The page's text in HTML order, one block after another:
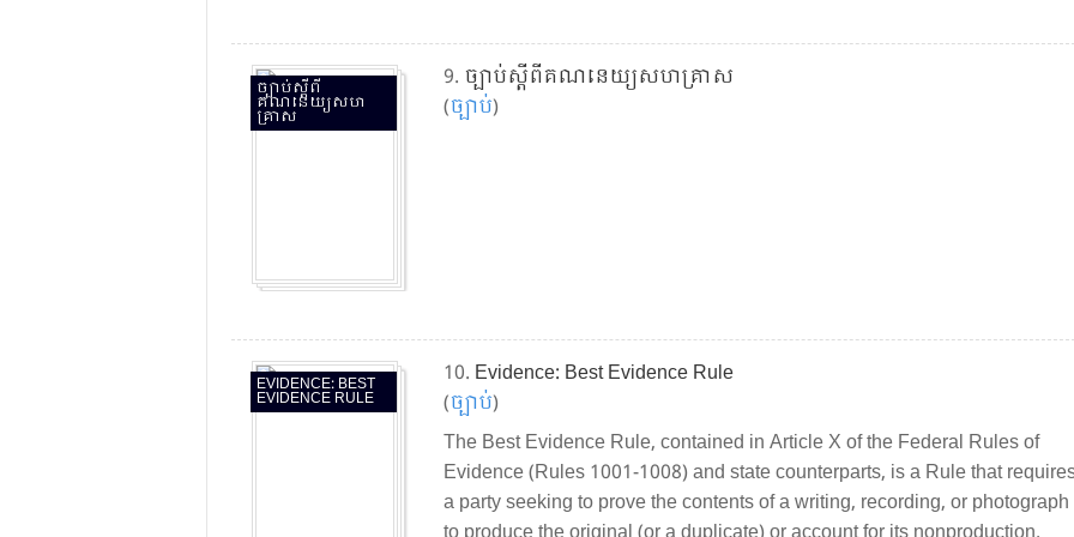
ច្បាប់​ស្តីពី​
គណនេយ្យ​សហ
គ្រាស
9. ច្បាប់​ស្តីពី​គណនេយ្យ​សហគ្រាស
(ច្បាប់​)
EVIDENCE: BEST
EVIDENCE RULE
10. Evidence: Best Evidence Rule
(ច្បាប់​)
The Best Evidence Rule, contained in Article X of the Federal Rules of
Evidence (Rules 1001-1008) and state counterparts, is a Rule that
a party seeking to prove the contents of a writing, recording, or photograph